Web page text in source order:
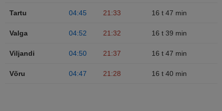
Tartu 04:45 21:33 16 t 47 min
Valga 04:52 21:32 16 t 39 min
Viljandi 04:50 21:37 16 t 47 min
Võru 04:47 21:28 16 t 40 min